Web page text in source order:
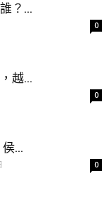
？...
0
越...
0
...
0